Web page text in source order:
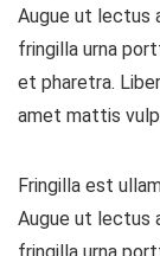
Augue ut lectus
fringilla urna
et pharetra.
amet mattis
Fringilla est
Augue ut lectus